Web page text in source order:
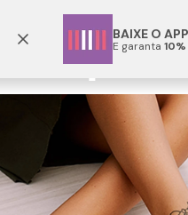
BAIXE O APP
E garanta
Mules
1º
papete
rasteira
tenis
bota